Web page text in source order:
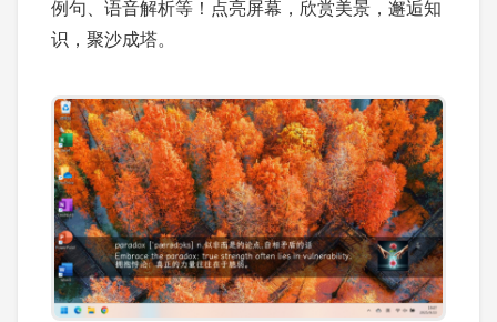
例句、语音解析等！点亮屏幕，欣赏美景，邂逅知
识，聚沙成塔。